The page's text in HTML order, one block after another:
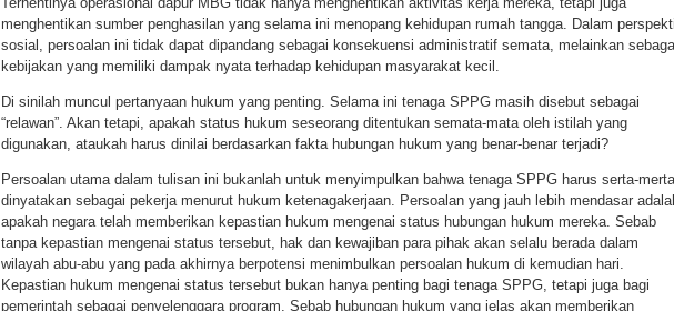
menghentikan sumber penghasilan yang selama ini menopang kehidupan rumah tangga. Dalam
sosial, persoalan ini tidak dapat dipandang sebagai konsekuensi administratif semata, melainkan
kebijakan yang memiliki dampak nyata terhadap kehidupan masyarakat kecil.
Di sinilah muncul pertanyaan hukum yang penting. Selama ini tenaga SPPG masih disebut sebagai
“relawan”. Akan tetapi, apakah status hukum seseorang ditentukan semata-mata oleh istilah yang
digunakan, ataukah harus dinilai berdasarkan fakta hubungan hukum yang benar-benar terjadi?
Persoalan utama dalam tulisan ini bukanlah untuk menyimpulkan bahwa tenaga SPPG harus serta-merta
dinyatakan sebagai pekerja menurut hukum ketenagakerjaan. Persoalan yang jauh lebih mendasar
apakah negara telah memberikan kepastian hukum mengenai status hubungan hukum mereka. Sebab
tanpa kepastian mengenai status tersebut, hak dan kewajiban para pihak akan selalu berada dalam
wilayah abu-abu yang pada akhirnya berpotensi menimbulkan persoalan hukum di kemudian hari.
Kepastian hukum mengenai status tersebut bukan hanya penting bagi tenaga SPPG, tetapi juga bagi
pemerintah sebagai penyelenggara program. Sebab hubungan hukum yang jelas akan memberikan